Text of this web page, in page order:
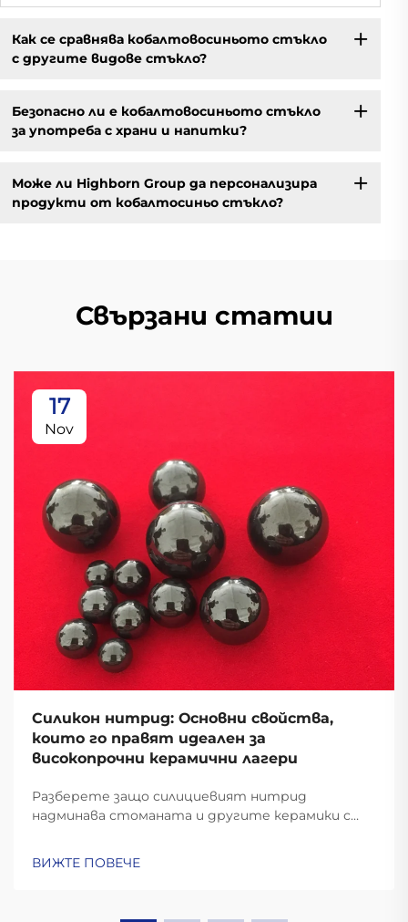
Как се сравнява кобалтовосиньото стъкло
с другите видове стъкло?
Безопасно ли е кобалтовосиньото стъкло
за употреба с храни и напитки?
Може ли Highborn Group да персонализира
продукти от кобалтосиньо стъкло?
Свързани статии
17
Nov
Силикон нитрид: Основни свойства,
които го правят идеален за
високопрочни керамични лагери
Разберете защо силициевият нитрид
надминава стоманата и другите керамики с
Идеални за аерокосмическа промишленост, ЕП и
ВИЖТЕ ПОВЕЧЕ